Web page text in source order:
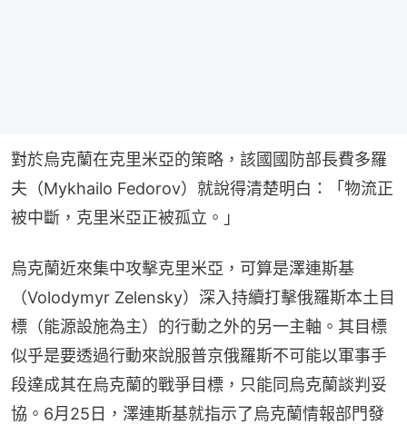
對於烏克蘭在克里米亞的策略，該國國防部長費多羅
夫（Mykhailo Fedorov）就說得清楚明白：「物流正
被中斷，克里米亞正被孤立。」
烏克蘭近來集中攻擊克里米亞，可算是澤連斯基
（Volodymyr Zelensky）深入持續打擊俄羅斯本土目
標（能源設施為主）的行動之外的另一主軸。其目標
似乎是要透過行動來說服普京俄羅斯不可能以軍事手
段達成其在烏克蘭的戰爭目標，只能同烏克蘭談判妥
協。6月25日，澤連斯基就指示了烏克蘭情報部門發